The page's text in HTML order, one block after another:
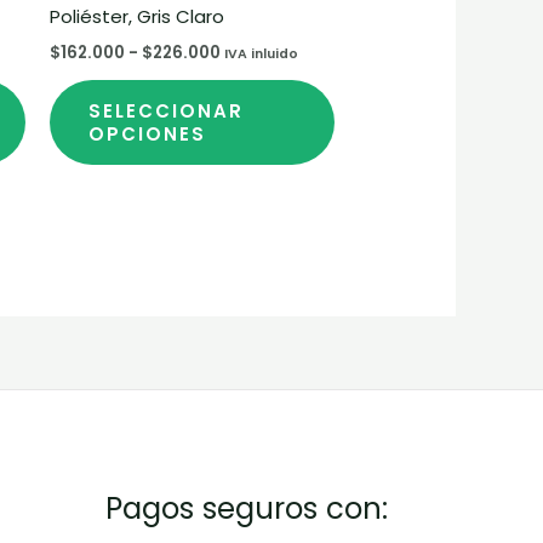
página
producto
Poliéster, Gris Claro
$162.000 - $226.000 IVA inluido
SELECCIONAR
OPCIONES
Pagos seguros con: